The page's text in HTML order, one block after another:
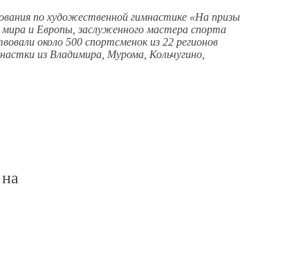
по художественной гимнастике «На призы
мира и Европы, заслуженного мастера спорта
около 500 спортсменок из 22 регионов
из Владимира, Мурома, Кольчугино,